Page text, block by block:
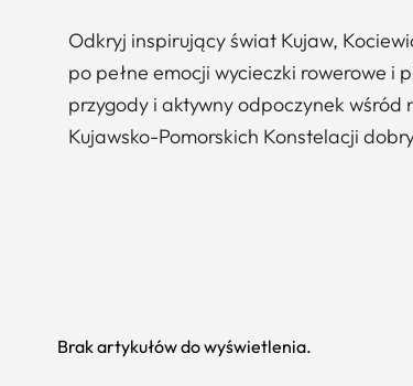
Odkryj inspirujący świat Kujaw,
po pełne emocji wycieczki rowerowe i
przygody i aktywny odpoczynek
Kujawsko-Pomorskich Konstelacji
Brak artykułów do wyświetlenia.